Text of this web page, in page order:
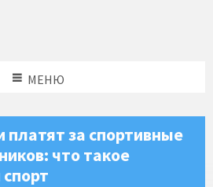
МЕНЮ
платят за спортивные
что такое